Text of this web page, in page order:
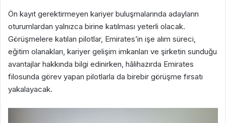
Ön kayıt gerektirmeyen kariyer buluşmalarında adayların
oturumlardan yalnızca birine katılması yeterli olacak.
Görüşmelere katılan pilotlar, Emirates’in işe alım süreci,
eğitim olanakları, kariyer gelişim imkanları ve şirketin sunduğu
avantajlar hakkında bilgi edinirken, hâlihazırda Emirates
filosunda görev yapan pilotlarla da birebir görüşme fırsatı
yakalayacak.